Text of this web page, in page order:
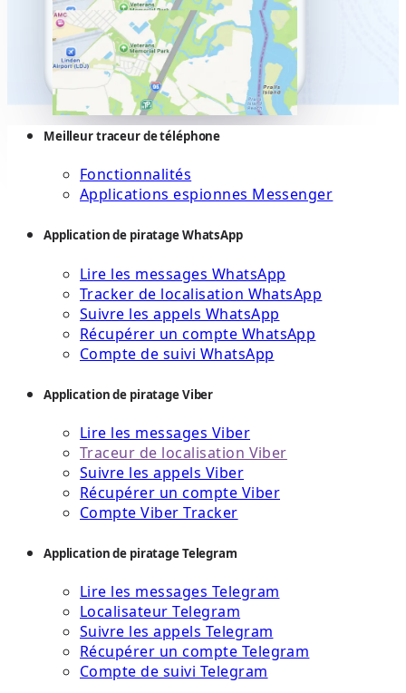
Meilleur traceur de téléphone
Fonctionnalités
Applications espionnes Messenger
Application de piratage WhatsApp
Lire les messages WhatsApp
Tracker de localisation WhatsApp
Suivre les appels WhatsApp
Récupérer un compte WhatsApp
Compte de suivi WhatsApp
Application de piratage Viber
Lire les messages Viber
Traceur de localisation Viber
Suivre les appels Viber
Récupérer un compte Viber
Compte Viber Tracker
Application de piratage Telegram
Lire les messages Telegram
Localisateur Telegram
Suivre les appels Telegram
Récupérer un compte Telegram
Compte de suivi Telegram